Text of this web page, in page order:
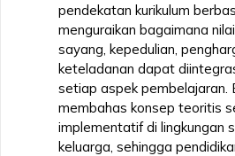
pendekatan kurikulum
menguraikan bagaimana
sayang, kepedulian,
keteladanan dapat
setiap aspek pembelajaran.
membahas konsep teoritis
implementatif di lingkungan
keluarga, sehingga